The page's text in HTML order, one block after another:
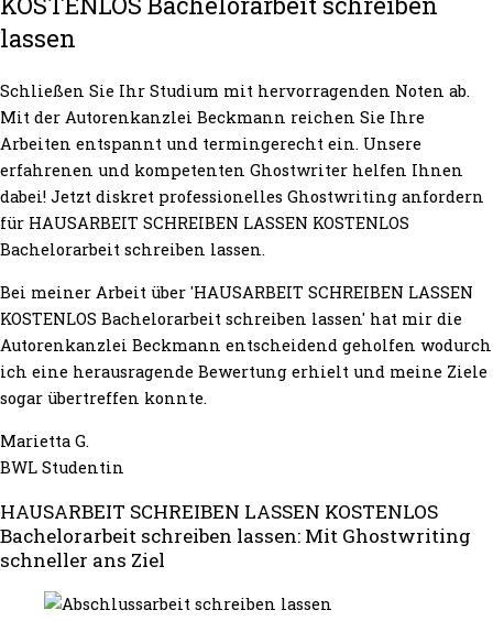
lassen
Schließen Sie Ihr Studium mit hervorragenden Noten ab.
Mit der Autorenkanzlei Beckmann reichen Sie Ihre
Arbeiten entspannt und termingerecht ein. Unsere
erfahrenen und kompetenten Ghostwriter helfen Ihnen
dabei! Jetzt diskret professionelles Ghostwriting anfordern
für HAUSARBEIT SCHREIBEN LASSEN KOSTENLOS
Bachelorarbeit schreiben lassen.
Bei meiner Arbeit über 'HAUSARBEIT SCHREIBEN LASSEN
KOSTENLOS Bachelorarbeit schreiben lassen' hat mir die
Autorenkanzlei Beckmann entscheidend geholfen wodurch
ich eine herausragende Bewertung erhielt und meine Ziele
sogar übertreffen konnte.
Marietta G.
BWL Studentin
HAUSARBEIT SCHREIBEN LASSEN KOSTENLOS
Bachelorarbeit schreiben lassen: Mit Ghostwriting
schneller ans Ziel